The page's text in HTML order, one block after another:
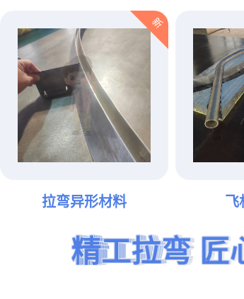
2012年获得型材
拉弯质量管理体系
认证
点击查看
中国建筑装饰协会
门窗幕墙钢结构委
新
拉弯异形材料
精工拉弯 匠
精工拉弯 匠
精工拉弯 匠
精工拉弯 匠
精工拉弯 匠
精工拉弯 匠